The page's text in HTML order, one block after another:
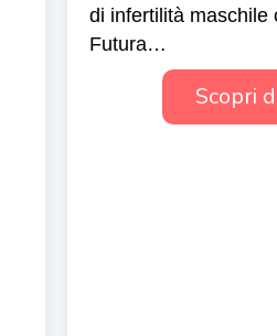
di infertilità maschile
Futura…
Scopri